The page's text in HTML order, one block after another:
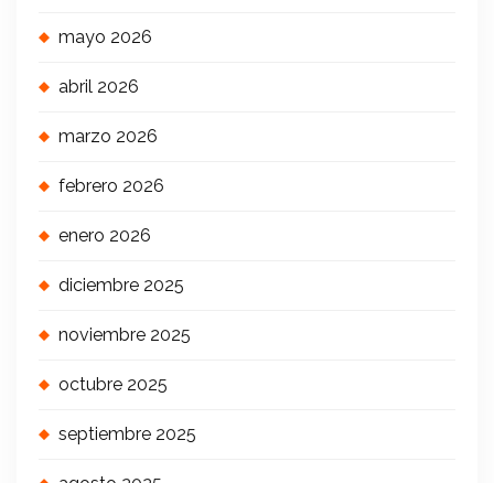
mayo 2026
abril 2026
marzo 2026
febrero 2026
enero 2026
diciembre 2025
noviembre 2025
octubre 2025
septiembre 2025